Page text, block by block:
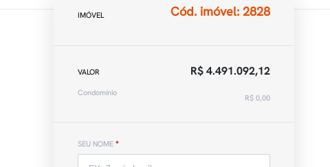
IMÓVEL Cód. imóvel: 2828
VALOR R$ 4.491.092,12
Condomínio
R$ 0,00
SEU NOME *